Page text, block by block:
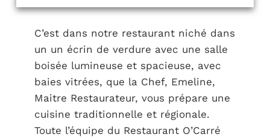
C’est dans notre restaurant niché dans
un un écrin de verdure avec une salle
boisée lumineuse et spacieuse, avec
baies vitrées, que la Chef, Emeline,
Maitre Restaurateur, vous prépare une
cuisine traditionnelle et régionale.
Toute l’équipe du Restaurant O’Carré